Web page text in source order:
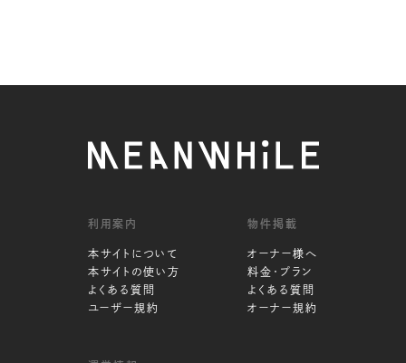
利用案内
本サイトについて
本サイトの使い方
よくある質問
ユーザー規約
物件掲載
オーナー様へ
料金・プラン
よくある質問
オーナー規約